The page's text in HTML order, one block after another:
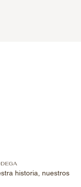
historia, nuestros